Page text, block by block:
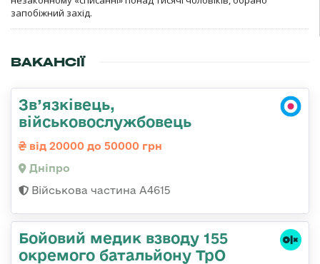
запобіжний захід.
ВАКАНСІЇ
Зв’язківець,
військовослужбовець
від 20000 до 50000 грн
Дніпро
Військова частина А4615
Бойовий медик взводу 155
окремого батальйону ТрО